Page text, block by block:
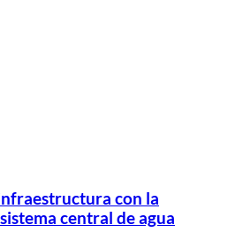
con la
central de agua